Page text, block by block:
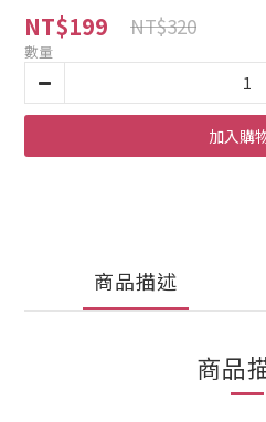
NT$199 NT$320
數量
加入購
商品描述
商品